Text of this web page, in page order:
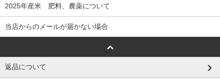
2025年産米 肥料、農薬について
当店からのメールが届かない場合
返品について